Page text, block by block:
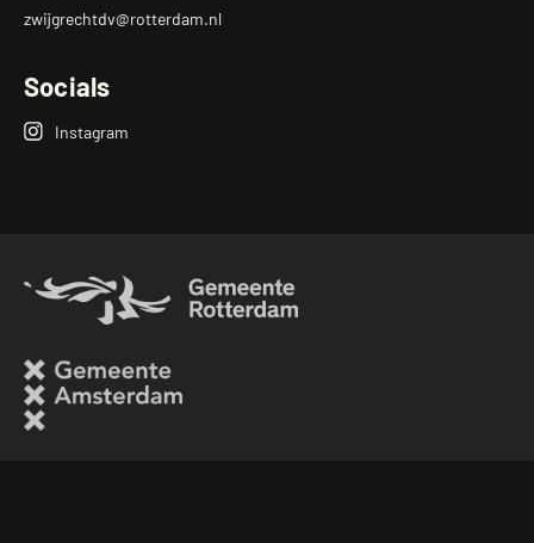
zwijgrechtdv@rotterdam.nl
Socials
Zwijgrecht
Instagram